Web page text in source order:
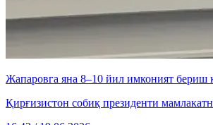
Жапаровга яна 8–10 йил имконият
Қирғизистон собиқ президенти